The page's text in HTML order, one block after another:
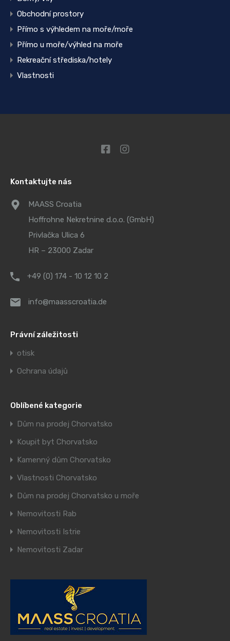
Obchodní prostory
Přímo s výhledem na moře/moře
Přímo u moře/výhled na moře
Rekreační střediska/hotely
Vlastnosti
Kontaktujte nás
MAASS Croatia
Hoffrohne Nekretnine d.o.o. (GmbH)
Privlačka Ulica 6
HR – 23000 Zadar
+49 (0) 174 - 10 12 10 2
info@maasscroatia.de
Právní záležitosti
otisk
Ochrana údajů
Oblíbené kategorie
Dům na prodej Chorvatsko
Koupit byt Chorvatsko
Kamenný dům Chorvatsko
Vlastnosti Chorvatsko
Dům na prodej Chorvatsko u moře
Nemovitosti Rab
Nemovitosti Istrie
Nemovitosti Zadar